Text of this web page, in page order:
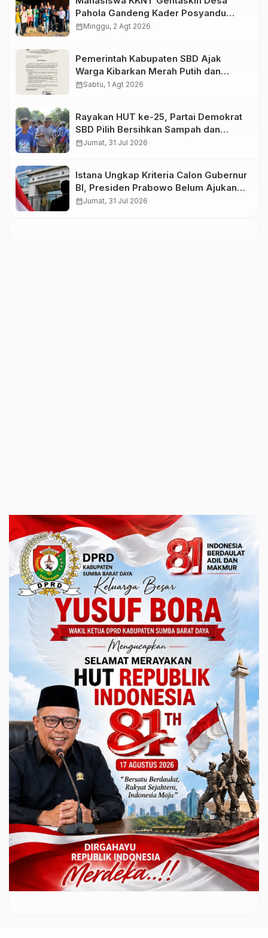
Pahola Gandeng Kader Posyandu
Bagikan PMT untuk Anak Stunting dan
calendar_monthMinggu, 2 Agt 2026
Pemerintah Kabupaten SBD Ajak
Warga Kibarkan Merah Putih dan
Semarakkan HUT Ke-81 RI
calendar_monthSabtu, 1 Agt 2026
Rayakan HUT ke-25, Partai Demokrat
SBD Pilih Bersihkan Sampah dan
Tanam Pohon
calendar_monthJumat, 31 Jul 2026
Istana Ungkap Kriteria Calon Gubernur
BI, Presiden Prabowo Belum Ajukan
Nama ke DPR
calendar_monthJumat, 31 Jul 2026